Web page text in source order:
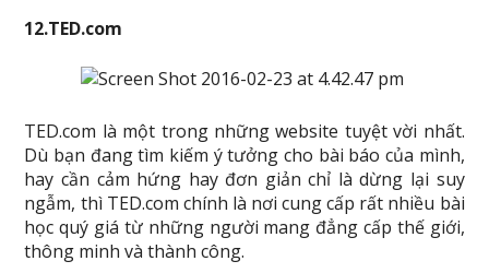
12.TED.com
TED.com là một trong những website tuyệt vời nhất.
Dù bạn đang tìm kiếm ý tưởng cho bài báo của mình,
hay cần cảm hứng hay đơn giản chỉ là dừng lại suy
ngẫm, thì TED.com chính là nơi cung cấp rất nhiều bài
học quý giá từ những người mang đẳng cấp thế giới,
thông minh và thành công.